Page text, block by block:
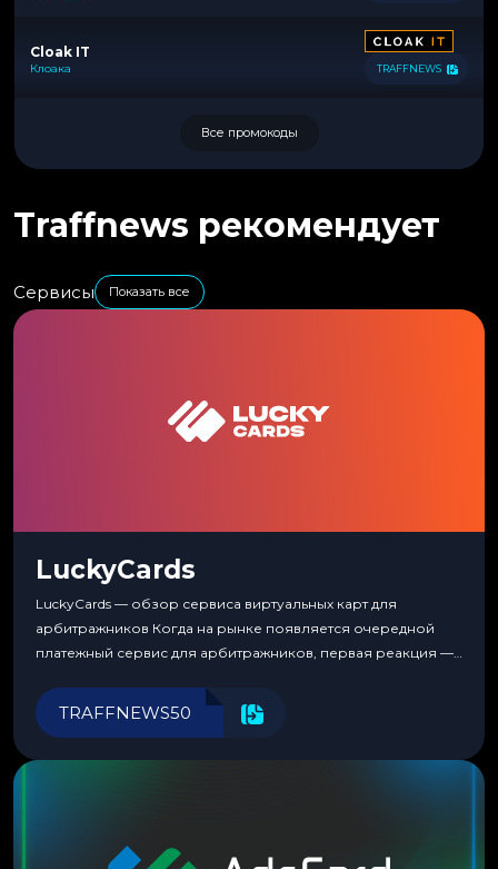
Cloak IT
Клоака TRAFFNEWS
Все промокоды
Traffnews рекомендует
Сервисы Показать все
LuckyCards
LuckyCards — обзор сервиса виртуальных карт для
арбитражников Когда на рынке появляется очередной
платежный сервис для арбитражников, первая реакция —
перестаешь воспринимать всерьез любой новый продукт,
пока тот не докажет обратное делом. LuckyCards — история
TRAFFNEWS50